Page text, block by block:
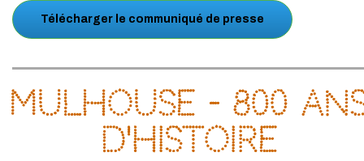
Télécharger le communiqué de presse
Mulhouse - 800
d'histoire